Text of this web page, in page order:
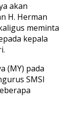
akan
H. Herman
meminta
kepala
(MY) pada
SMSI